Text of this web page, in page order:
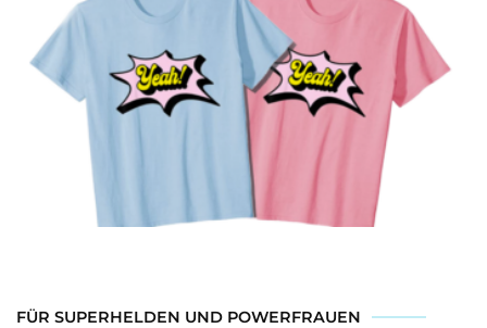
FÜR SUPERHELDEN UND POWERFRAUEN